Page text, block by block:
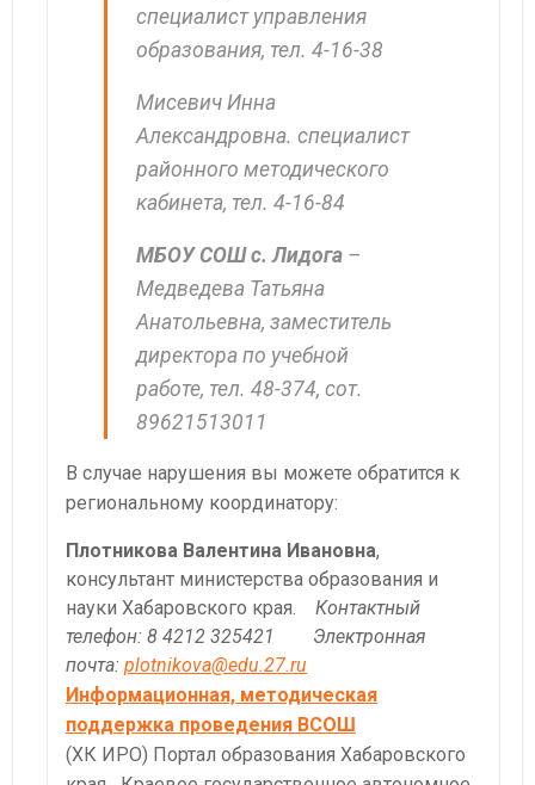
специалист управления
образования, тел. 4-16-38
Мисевич Инна
Александровна. специалист
районного методического
кабинета, тел. 4-16-84
МБОУ СОШ с. Лидога –
Медведева Татьяна
Анатольевна, заместитель
директора по учебной
работе, тел. 48-374, сот.
89621513011
В случае нарушения вы можете обратится к
региональному координатору:
Плотникова Валентина Ивановна,
консультант министерства образования и
науки Хабаровского края. Контактный
телефон: 8 4212 325421 Электронная
почта: plotnikova@edu.27.ru
Информационная, методическая
поддержка проведения ВСОШ
(ХК ИРО) Портал образования Хабаровского